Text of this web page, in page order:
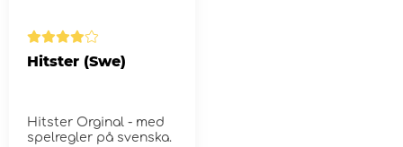
Hitster (Swe)
Hitster Orginal - med
spelregler på svenska.